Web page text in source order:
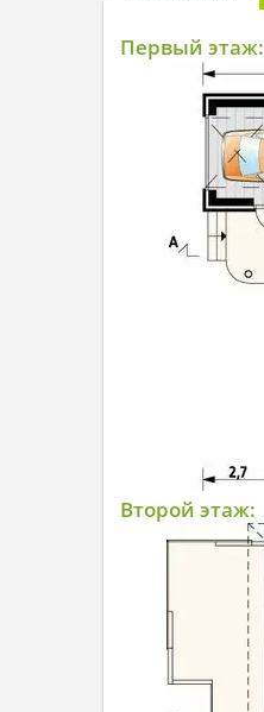
Первый этаж:
Второй этаж: